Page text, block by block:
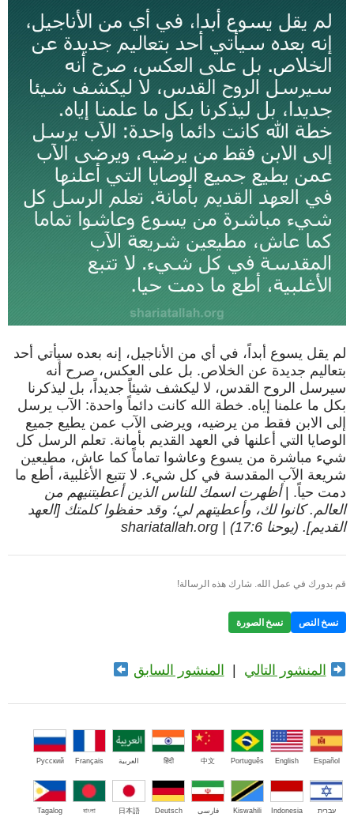
لم يقل يسوع أبداً، في أي من الأناجيل، إنه بعده سيأتي أحد
بتعاليم جديدة عن الخلاص. بل على العكس، صرح أنه
سيرسل الروح القدس، لا ليكشف شيئاً جديداً، بل ليذكرنا
بكل ما علمنا إياه. خطة الله كانت دائماً واحدة: الآب يرسل
إلى الابن فقط من يرضيه، ويرضى الآب عمن يطيع جميع
الوصايا التي أعلنها في العهد القديم بأمانة. تعلم الرسل كل
شيء مباشرة من يسوع وعاشوا تماماً كما عاش، مطيعين
شريعة الآب المقدسة في كل شيء. لا تتبع الأغلبية، أطع ما
دمت حياً. |أظهرت اسمك للناس الذين أعطيتنيهم من
العالم. كانوا لك، وأعطيتهم لي؛ وقد حفظوا كلمتك [العهد
القديم]. (يوحنا 17:6) | shariatallah.org
قم بدورك في عمل الله. شارك هذه الرسالة!
نسخ النص نسخ الصورة
المنشور التالي المنشور السابق
Español
English
Português
中文
हिंदी العربية Français
Русский
עברית Indonesia
Kiswahili فارسی Deutsch
日本語
বাংলা
Tagalog